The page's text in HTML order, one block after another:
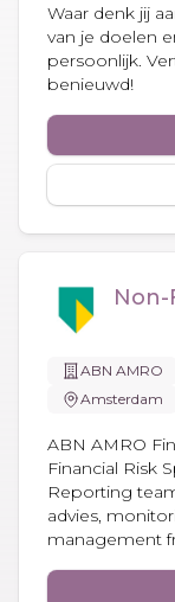
Waar denk jij
van je doelen
persoonlijk.
benieuwd!
Non-
ABN AMRO
Amsterdam
ABN AMRO
Financial Risk
Reporting
advies,
management